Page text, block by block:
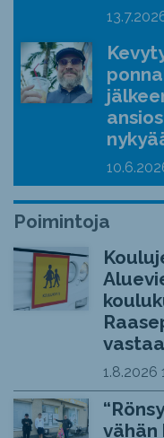
Poimintoja
vastaa
1.8.2026
vähän